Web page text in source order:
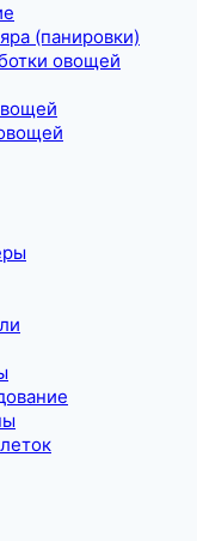
(панировки)
овощей